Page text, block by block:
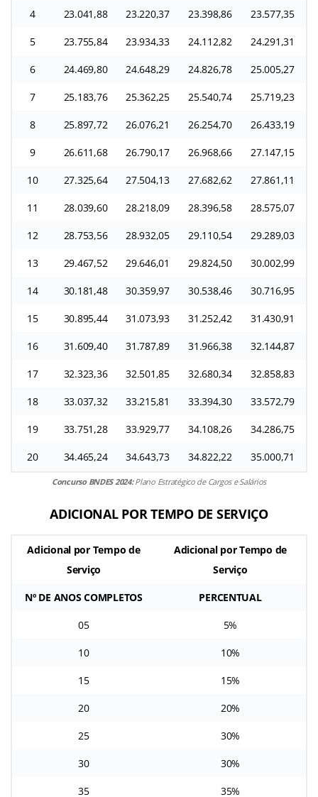
4 23.041,88 23.220,37 23.398,86 23.577,35
5 23.755,84 23.934,33 24.112,82 24.291,31
6 24.469,80 24.648,29 24.826,78 25.005,27
7 25.183,76 25.362,25 25.540,74 25.719,23
8 25.897,72 26.076,21 26.254,70 26.433,19
9 26.611,68 26.790,17 26.968,66 27.147,15
10 27.325,64 27.504,13 27.682,62 27.861,11
11 28.039,60 28.218,09 28.396,58 28.575,07
12 28.753,56 28.932,05 29.110,54 29.289,03
13 29.467,52 29.646,01 29.824,50 30.002,99
14 30.181,48 30.359,97 30.538,46 30.716,95
15 30.895,44 31.073,93 31.252,42 31.430,91
16 31.609,40 31.787,89 31.966,38 32.144,87
17 32.323,36 32.501,85 32.680,34 32.858,83
18 33.037,32 33.215,81 33.394,30 33.572,79
19 33.751,28 33.929,77 34.108,26 34.286,75
20 34.465,24 34.643,73 34.822,22 35.000,71
Concurso BNDES 2024:Plano Estratégico de Cargos e Salários
ADICIONAL POR TEMPO DE SERVIÇO
Adicional por Tempo de
Serviço
Adicional por Tempo de
Serviço
Nº DE ANOS COMPLETOS PERCENTUAL
05 5%
10 10%
15 15%
20 20%
25 30%
30 30%
35 35%